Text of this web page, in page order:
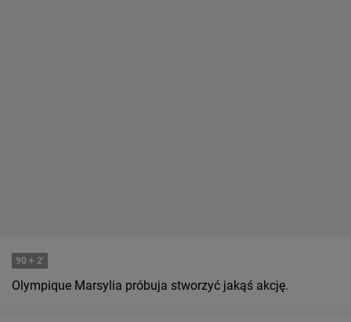
90 + 2'
Olympique Marsylia próbuja stworzyć jakąś akcję.